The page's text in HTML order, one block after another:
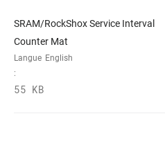
SRAM/RockShox Service Interval
Counter Mat
Langue
:
English
55 KB